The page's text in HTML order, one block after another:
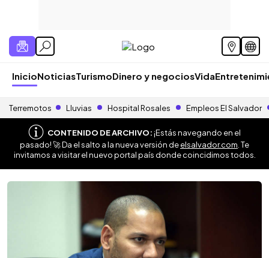
InicioNoticiasTurismoDinero y negociosVida
Terremotos Lluvias Hospital Rosales Empleos El Salvador
CONTENIDO DE ARCHIVO:¡Estás navegando en el
pasado! 🚀 Da el salto a la nueva versión deelsalvador.com . Te
invitamos a visitar el nuevo portal país donde coincidimos todos.